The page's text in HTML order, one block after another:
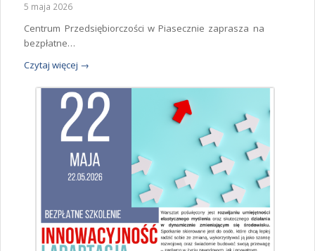
5 maja 2026
Centrum Przedsiębiorczości w Piasecznie zaprasza na
bezpłatne…
Czytaj więcej →